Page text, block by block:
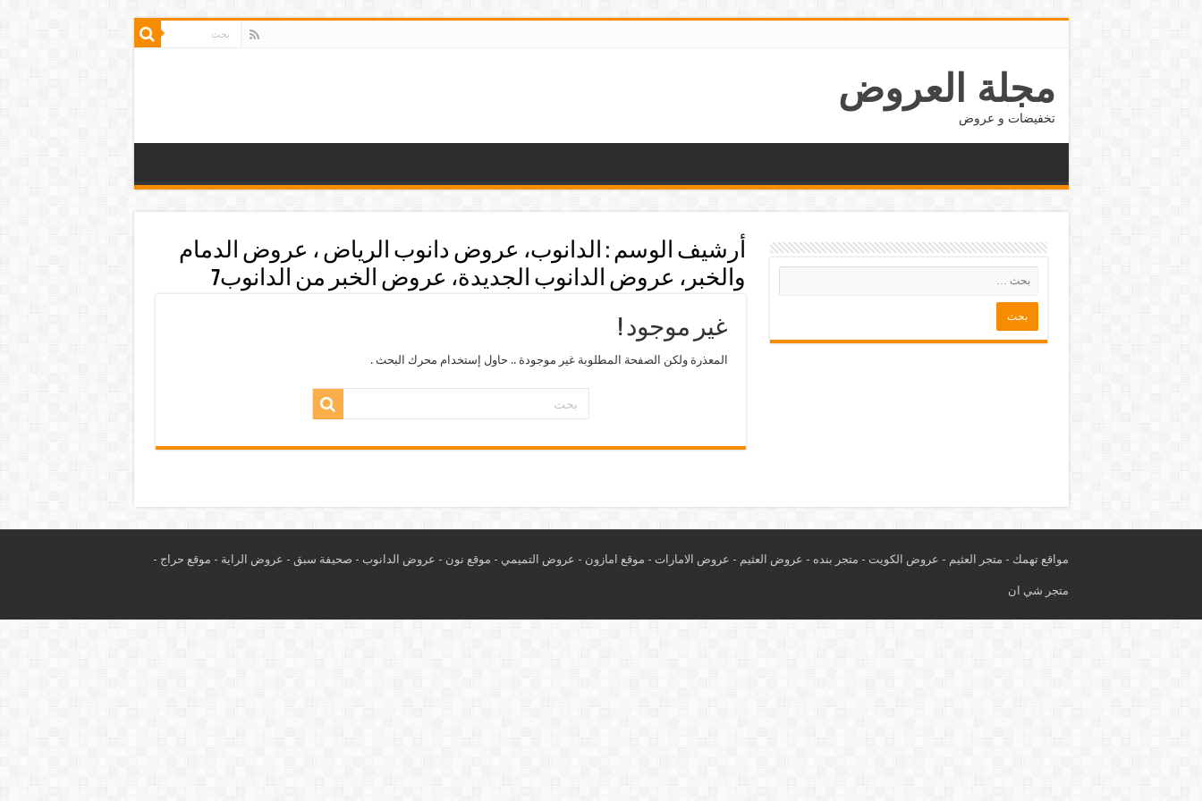
مجلة العروض
تخفيضات و عروض
أرشيف الوسم : الدانوب، عروض دانوب الرياض ، عروض الدمام
والخبر، عروض الدانوب الجديدة، عروض الخبر من الدانوب7
غير موجود !
المعذرة ولكن الصفحة المطلوبة غير موجودة .. حاول إستخدام محرك البحث .
مواقع تهمك - متجر العثيم - عروض الكويت - متجر بنده - عروض العثيم - عروض الامارات - موقع امازون - عروض التميمي - موقع نون - عروض الدانوب - صحيفة سبق - عروض الراية - موقع حراج -
متجر شي ان